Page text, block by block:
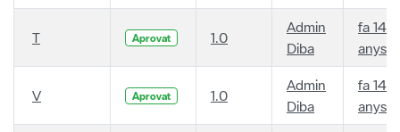
T Aprovat 1.0
Admin
Diba
fa 14
anys
V Aprovat 1.0
Admin
Diba
fa 14
anys